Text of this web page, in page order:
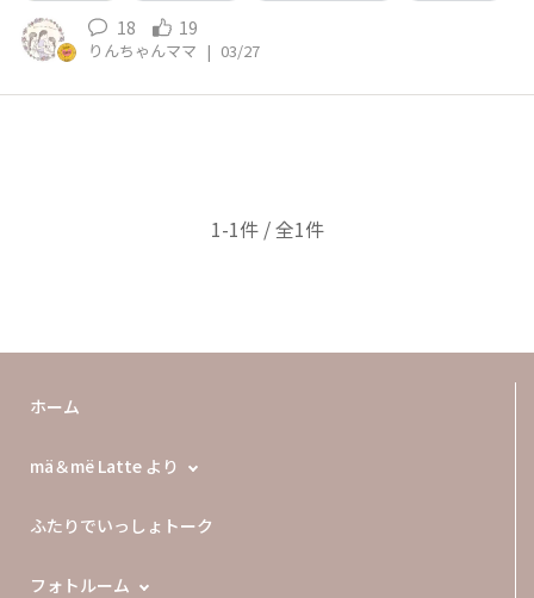
18 19
りんちゃんママ | 03/27
1-1件 / 全1件
ホーム
mä＆më Latte より
ふたりでいっしょトーク
フォトルーム